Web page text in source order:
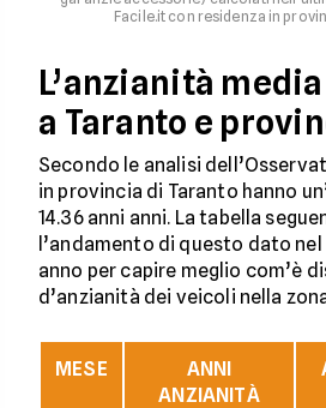
Facile.it con residenza in
L’anzianità
a Taranto e
Secondo le analisi
in provincia di Taranto hanno
14.36 anni anni. La tabella
l’andamento di questo dato
anno per capire meglio com’è
d’anzianità dei veicoli nella
MESE
ANNI
ANZIANITÀ